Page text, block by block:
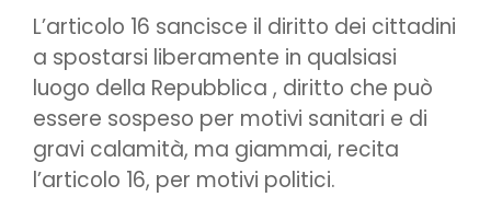
L’articolo 16 sancisce il diritto dei cittadini
a spostarsi liberamente in qualsiasi
luogo della Repubblica , diritto che può
essere sospeso per motivi sanitari e di
gravi calamità, ma giammai, recita
l’articolo 16, per motivi politici.